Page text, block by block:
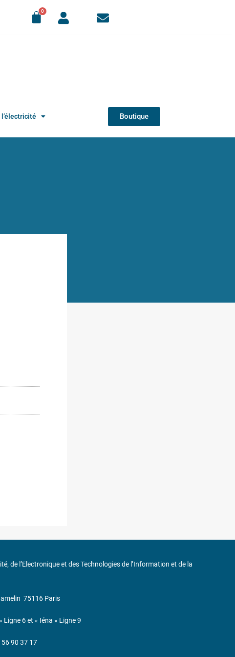
Boutique
de l’Electronique et des Technologies de l’Information et de la
75116 Paris
Ligne 6 et « Iéna » Ligne 9
56 90 37 17